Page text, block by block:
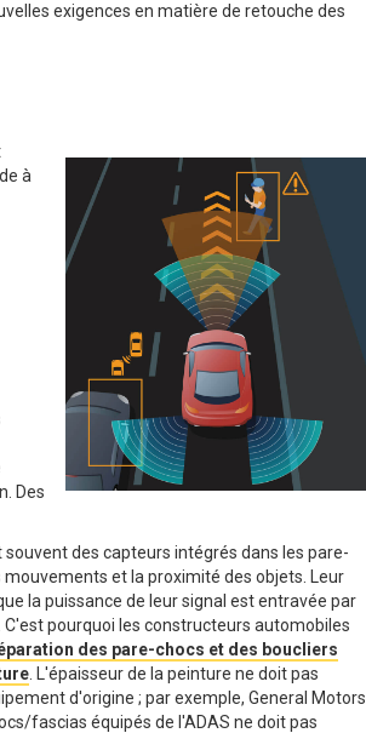
exigences en matière de retouche des
à
Des
des capteurs intégrés dans les pare-
et la proximité des objets. Leur
la puissance de leur signal est entravée par
pourquoi les constructeurs automobiles
des pare-chocs et des boucliers
. L'épaisseur de la peinture ne doit pas
d'origine ; par exemple, General Motors
fascias équipés de l'ADAS ne doit pas